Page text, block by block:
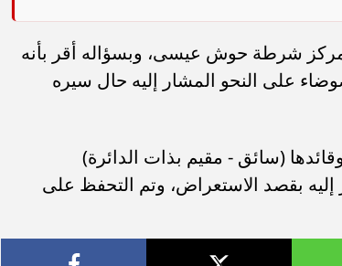
مركز شرطة حوش عيسى، وبسؤاله أقر بأنه
ضوضاء على النحو المشار إليه حال سيره
(سائق - مقيم بذات الدائرة)
إليه بقصد الاستعراض، وتم التحفظ على